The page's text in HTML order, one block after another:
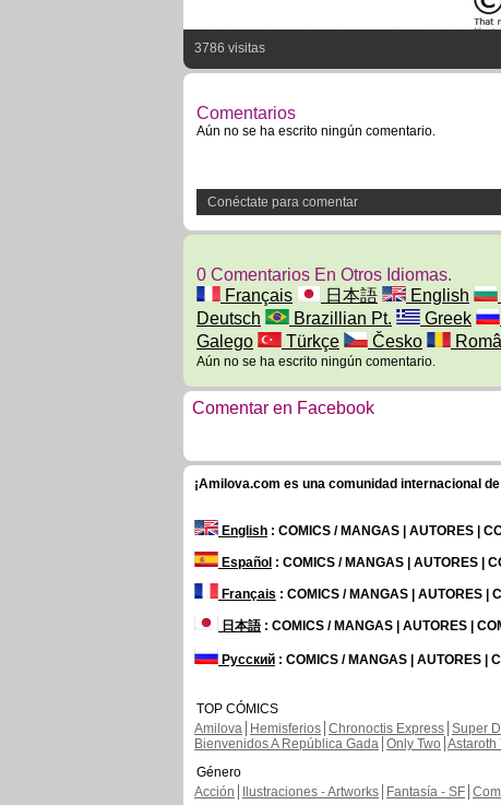
3786 visitas
Comentarios
Aún no se ha escrito ningún comentario.
Conéctate para comentar
0 Comentarios En Otros Idiomas.
Français
日本語 English
Deutsch
Brazillian Pt. Greek
Galego
Türkçe Česko
Aún no se ha escrito ningún comentario.
Comentar en Facebook
¡Amilova.com es una comunidad internacional
English : COMICS / MANGAS | AUTORES |
Español : COMICS / MANGAS | AUTORES |
Français : COMICS / MANGAS | AUTORES |
日本語: COMICS / MANGAS | AUTORES |
Русский : COMICS / MANGAS | AUTORES |
TOP CÓMICS
Amilova
Hemisferios Chronoctis Express Super
Bienvenidos A República Gada Only Two Astaroth
Género
Acción
Ilustraciones - Artworks Fantasía - SF